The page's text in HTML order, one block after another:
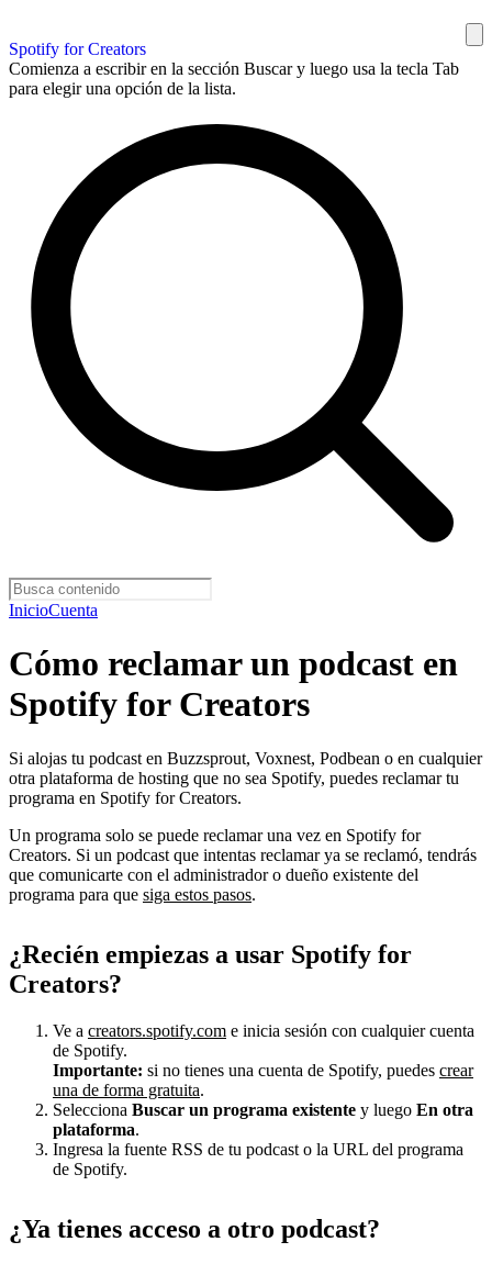
Spotify for Creators
Comienza a escribir en la sección Buscar y luego usa la tecla Tab
para elegir una opción de la lista.
InicioCuenta
Cómo reclamar un podcast en
Spotify for Creators
Si alojas tu podcast en Buzzsprout, Voxnest, Podbean o en cualquier
otra plataforma de hosting que no sea Spotify, puedes reclamar tu
programa en Spotify for Creators.
Un programa solo se puede reclamar una vez en Spotify for
Creators. Si un podcast que intentas reclamar ya se reclamó, tendrás
que comunicarte con el administrador o dueño existente del
programa para que siga estos pasos.
¿Recién empiezas a usar Spotify for
Creators?
Ve a creators.spotify.com e inicia sesión con cualquier cuenta
de Spotify.
Importante: si no tienes una cuenta de Spotify, puedes crear
una de forma gratuita.
Selecciona Buscar un programa existente y luego En otra
plataforma.
Ingresa la fuente RSS de tu podcast o la URL del programa
de Spotify.
¿Ya tienes acceso a otro podcast?